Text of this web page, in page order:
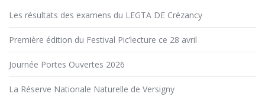
Les résultats des examens du LEGTA DE Crézancy
Première édition du Festival Pic’lecture ce 28 avril
Journée Portes Ouvertes 2026
La Réserve Nationale Naturelle de Versigny